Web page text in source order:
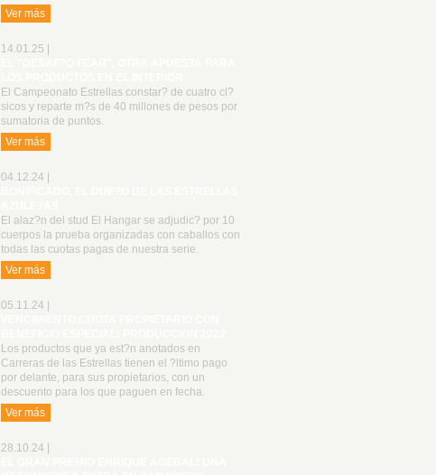
Ver más
14.01.25 |
El Campeonato Estrellas constar? de cuatro cl?
sicos y reparte m?s de 40 millones de pesos por
sumatoria de puntos.
Ver más
04.12.24 |
El alaz?n del stud El Hangar se adjudic? por 10
cuerpos la prueba organizadas con caballos con
todas las cuotas pagas de nuestra serie.
Ver más
05.11.24 |
Los productos que ya est?n anotados en
Carreras de las Estrellas tienen el ?ltimo pago
por delante, para sus propietarios, con un
descuento para los que paguen en fecha.
Ver más
28.10.24 |